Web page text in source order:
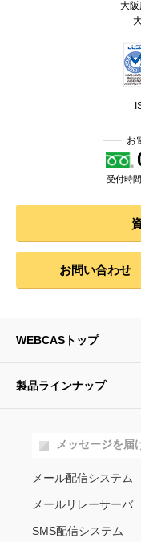
大
お
受付時
お問い合わせ
WEBCASトップ
製品ラインナップ
メッセージを届
メール配信システム
メールリレーサーバ
SMS配信システム